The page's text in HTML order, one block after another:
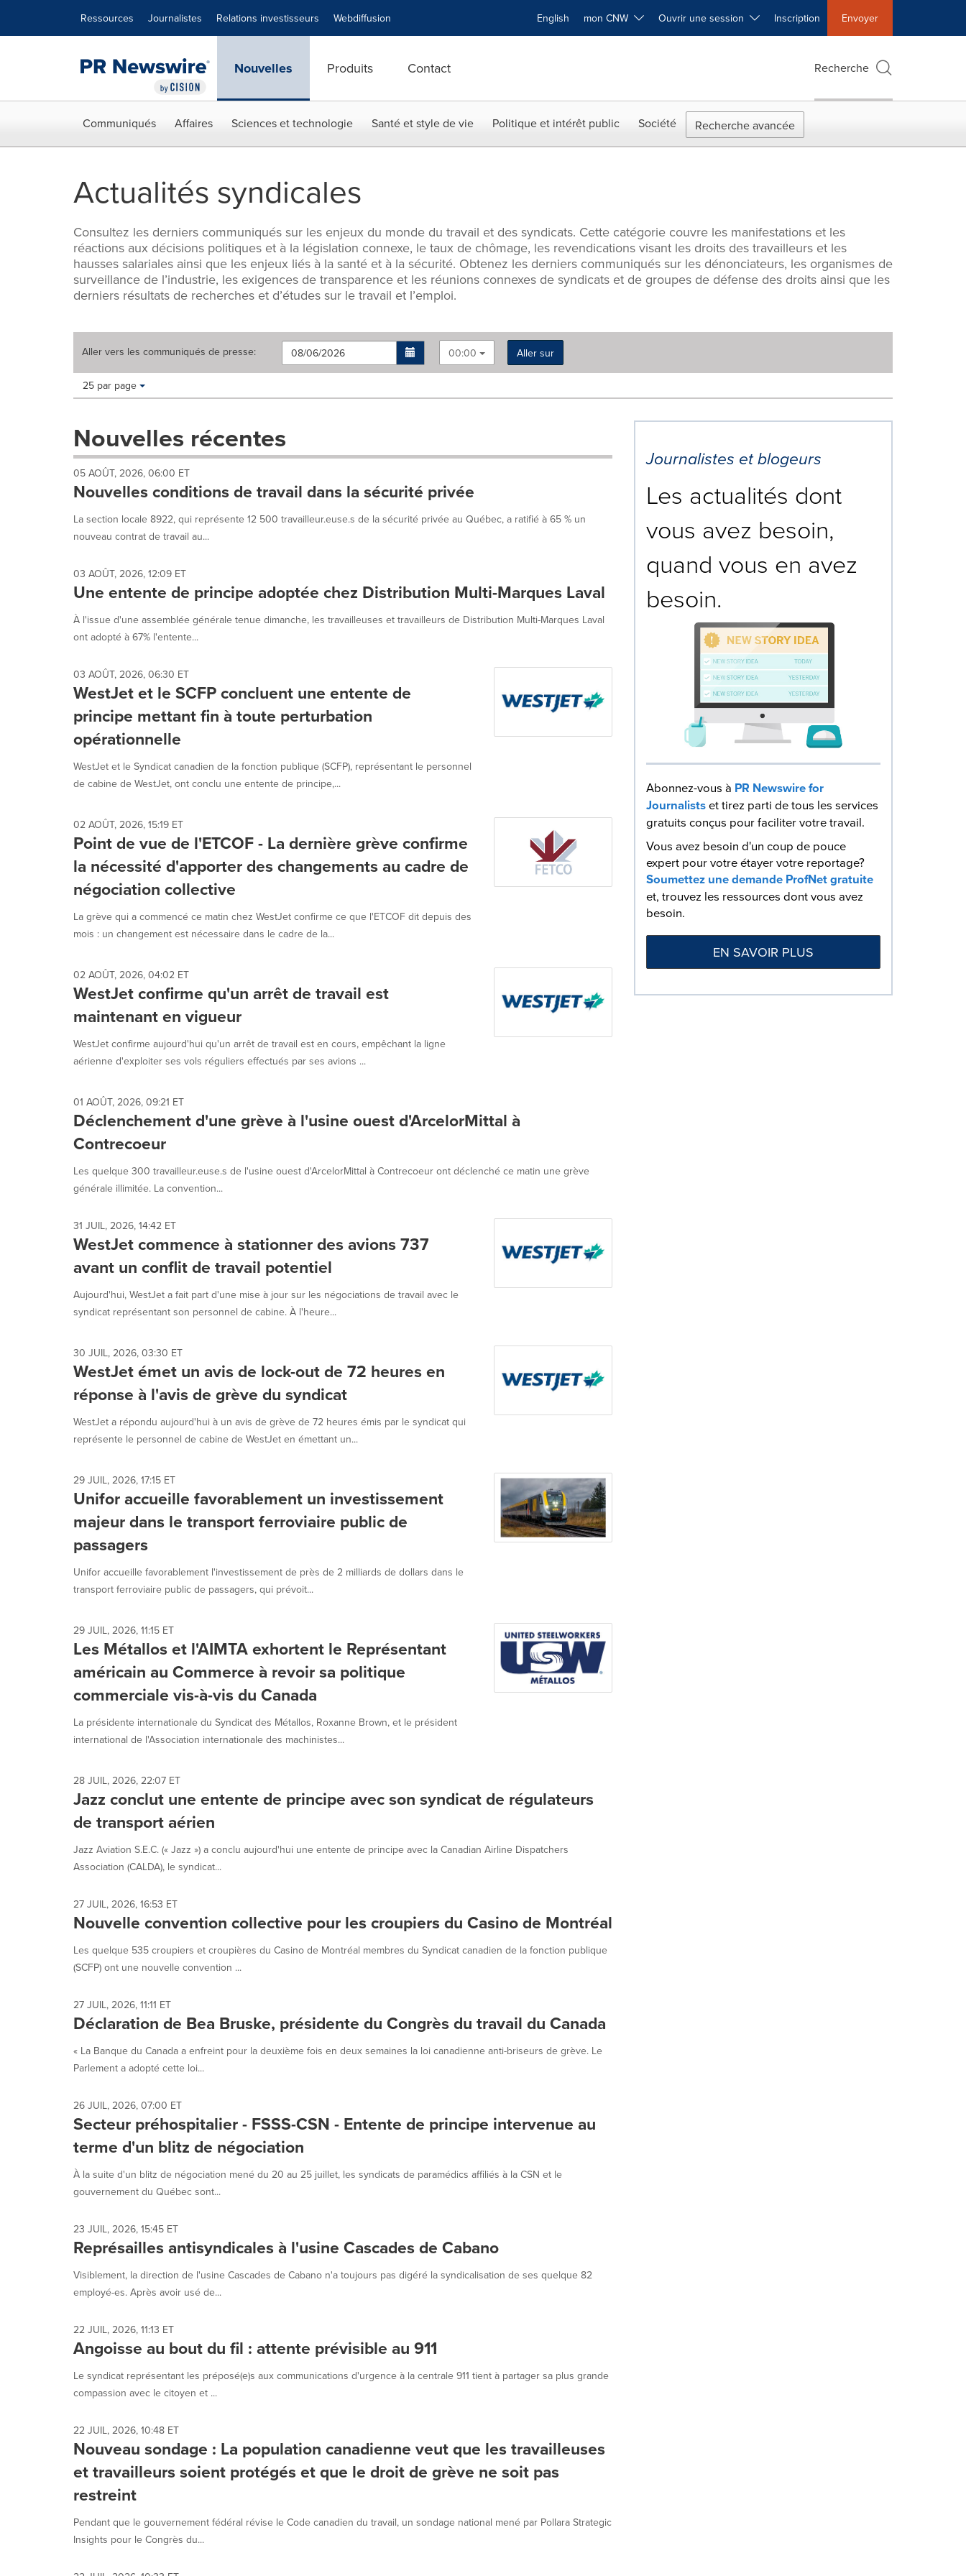
Ressources Journalistes Relations investisseurs Webdiffusion English mon CNW Ouvrir une session Inscription Envoyer
Nouvelles Produits Contact Recherche
Communiqués Affaires Sciences et technologie Santé et style de vie Politique et intérêt public Société Recherche avancée
Actualités syndicales
Consultez les derniers communiqués sur les enjeux du monde du travail et des syndicats. Cette catégorie couvre les manifestations et les
réactions aux décisions politiques et à la législation connexe, le taux de chômage, les revendications visant les droits des travailleurs et les
hausses salariales ainsi que les enjeux liés à la santé et à la sécurité. Obtenez les derniers communiqués sur les dénonciateurs, les organismes de
surveillance de l’industrie, les exigences de transparence et les réunions connexes de syndicats et de groupes de défense des droits ainsi que les
derniers résultats de recherches et d’études sur le travail et l’emploi.
Aller vers les communiqués de presse: 00:00
Aller sur
Making
these
dropdown
cause
content
this
page
change.
News
listings
update
as
is
selected.
Items per page:
25 par page
Nouvelles récentes
05 AOÛT, 2026, 06:00 ET
Nouvelles conditions de travail dans la sécurité privée
La section locale 8922, qui représente 12 500 travailleur.euse.s de la sécurité privée au Québec, a ratifié à 65 % un
nouveau contrat de travail au...
03 AOÛT, 2026, 12:09 ET
Une entente de principe adoptée chez Distribution Multi-Marques Laval
À l'issue d'une assemblée générale tenue dimanche, les travailleuses et travailleurs de Distribution Multi-Marques Laval
ont adopté à 67% l'entente...
03 AOÛT, 2026, 06:30 ET
WestJet et le SCFP concluent une entente de
principe mettant fin à toute perturbation
opérationnelle
WestJet et le Syndicat canadien de la fonction publique (SCFP), représentant le personnel
de cabine de WestJet, ont conclu une entente de principe,...
02 AOÛT, 2026, 15:19 ET
Point de vue de l'ETCOF - La dernière grève confirme
la nécessité d'apporter des changements au cadre de
négociation collective
La grève qui a commencé ce matin chez WestJet confirme ce que l'ETCOF dit depuis des
mois : un changement est nécessaire dans le cadre de la...
02 AOÛT, 2026, 04:02 ET
WestJet confirme qu'un arrêt de travail est
maintenant en vigueur
WestJet confirme aujourd'hui qu'un arrêt de travail est en cours, empêchant la ligne
aérienne d'exploiter ses vols réguliers effectués par ses avions ...
01 AOÛT, 2026, 09:21 ET
Déclenchement d'une grève à l'usine ouest d'ArcelorMittal à
Contrecoeur
Les quelque 300 travailleur.euse.s de l'usine ouest d'ArcelorMittal à Contrecoeur ont déclenché ce matin une grève
générale illimitée. La convention...
31 JUIL, 2026, 14:42 ET
WestJet commence à stationner des avions 737
avant un conflit de travail potentiel
Aujourd'hui, WestJet a fait part d'une mise à jour sur les négociations de travail avec le
syndicat représentant son personnel de cabine. À l'heure...
30 JUIL, 2026, 03:30 ET
WestJet émet un avis de lock-out de 72 heures en
réponse à l'avis de grève du syndicat
WestJet a répondu aujourd'hui à un avis de grève de 72 heures émis par le syndicat qui
représente le personnel de cabine de WestJet en émettant un...
29 JUIL, 2026, 17:15 ET
Unifor accueille favorablement un investissement
majeur dans le transport ferroviaire public de
passagers
Unifor accueille favorablement l'investissement de près de 2 milliards de dollars dans le
transport ferroviaire public de passagers, qui prévoit...
29 JUIL, 2026, 11:15 ET
Les Métallos et l'AIMTA exhortent le Représentant
américain au Commerce à revoir sa politique
commerciale vis-à-vis du Canada
La présidente internationale du Syndicat des Métallos, Roxanne Brown, et le président
international de l'Association internationale des machinistes...
28 JUIL, 2026, 22:07 ET
Jazz conclut une entente de principe avec son syndicat de régulateurs
de transport aérien
Jazz Aviation S.E.C. (« Jazz ») a conclu aujourd'hui une entente de principe avec la Canadian Airline Dispatchers
Association (CALDA), le syndicat...
27 JUIL, 2026, 16:53 ET
Nouvelle convention collective pour les croupiers du Casino de Montréal
Les quelque 535 croupiers et croupières du Casino de Montréal membres du Syndicat canadien de la fonction publique
(SCFP) ont une nouvelle convention ...
27 JUIL, 2026, 11:11 ET
Déclaration de Bea Bruske, présidente du Congrès du travail du Canada
« La Banque du Canada a enfreint pour la deuxième fois en deux semaines la loi canadienne anti-briseurs de grève. Le
Parlement a adopté cette loi...
26 JUIL, 2026, 07:00 ET
Secteur préhospitalier - FSSS-CSN - Entente de principe intervenue au
terme d'un blitz de négociation
À la suite d'un blitz de négociation mené du 20 au 25 juillet, les syndicats de paramédics affiliés à la CSN et le
gouvernement du Québec sont...
23 JUIL, 2026, 15:45 ET
Représailles antisyndicales à l'usine Cascades de Cabano
Visiblement, la direction de l'usine Cascades de Cabano n'a toujours pas digéré la syndicalisation de ses quelque 82
employé-es. Après avoir usé de...
22 JUIL, 2026, 11:13 ET
Angoisse au bout du fil : attente prévisible au 911
Le syndicat représentant les préposé(e)s aux communications d'urgence à la centrale 911 tient à partager sa plus grande
compassion avec le citoyen et ...
22 JUIL, 2026, 10:48 ET
Nouveau sondage : La population canadienne veut que les travailleuses
et travailleurs soient protégés et que le droit de grève ne soit pas
restreint
Pendant que le gouvernement fédéral révise le Code canadien du travail, un sondage national mené par Pollara Strategic
Insights pour le Congrès du...
Journalistes et blogeurs
Les actualités dont
vous avez besoin,
quand vous en avez
besoin.
Abonnez-vous à PR Newswire for
Journalistset tirez parti de tous les services
gratuits conçus pour faciliter votre travail.
Vous avez besoin d'un coup de pouce
expert pour votre étayer votre reportage?
Soumettez une demande ProfNet gratuite
et, trouvez les ressources dont vous avez
besoin.
EN SAVOIR PLUS